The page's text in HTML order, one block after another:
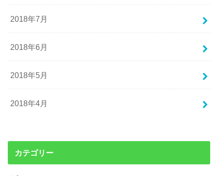
2018年7月
2018年6月
2018年5月
2018年4月
カテゴリー